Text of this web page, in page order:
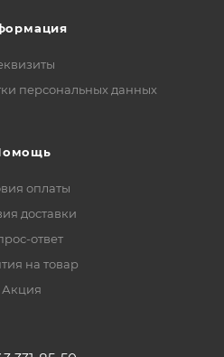
персональных данных
оплаты
доставки
ответ
на товар
Акция